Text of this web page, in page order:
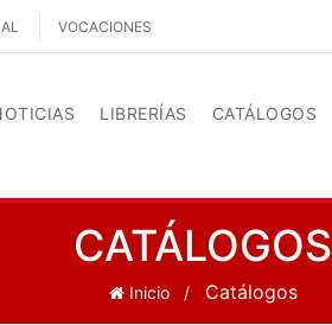
VOCACIONES
LIBRERÍAS CATÁLOGOS
CATÁLOGOS
Inicio Catálogos